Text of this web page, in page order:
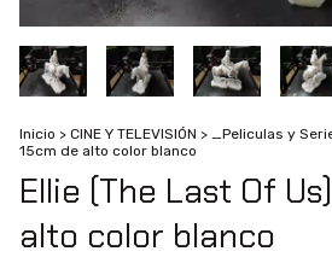
Inicio > CINE Y TELEVISIÓN > _Peliculas y
15cm de alto color blanco
Ellie (The Last Of
alto color blanco